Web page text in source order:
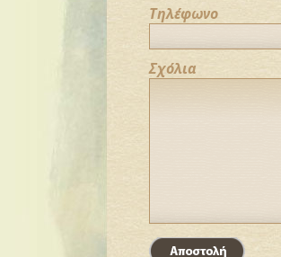
Τηλέφωνο
Σχόλια